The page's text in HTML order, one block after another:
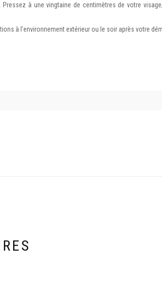
à une vingtaine de centimètres de votre
à l’environnement extérieur ou le soir après votre